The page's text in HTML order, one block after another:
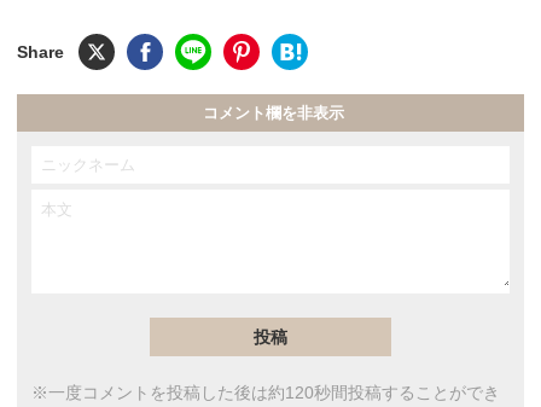
コメント欄を非表示
※一度コメントを投稿した後は約120秒間投稿することができ